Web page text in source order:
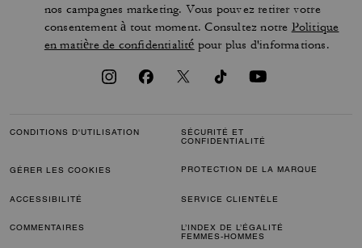
nos campagnes marketing. Vous pouvez retirer votre
consentement à tout moment. Consultez notre Politique
en matière de confidentialité pour plus d'informations.
CONDITIONS D'UTILISATION
SÉCURITÉ ET
CONFIDENTIALITÉ
GÉRER LES COOKIES PROTECTION DE LA MARQUE
ACCESSIBILITÉ SERVICE CLIENTÈLE
COMMENTAIRES
L’INDEX DE L’ÉGALITÉ
FEMMES-HOMMES